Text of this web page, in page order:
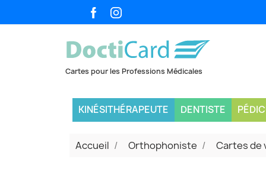
KINÉSITHÉRAPEUTE DENTISTE
Accueil Orthophoniste Cartes de